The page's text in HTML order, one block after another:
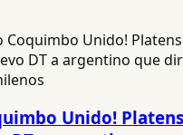
Unido!